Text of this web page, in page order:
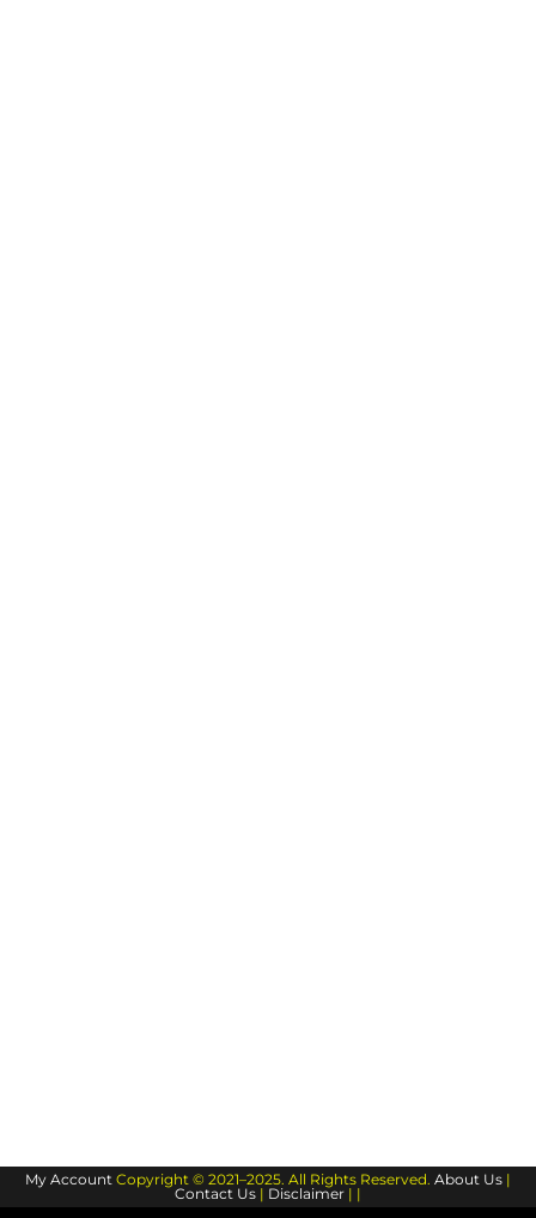
My Account Copyright © 2021–2025. All Rights Reserved. About Us |
Contact Us | Disclaimer | |